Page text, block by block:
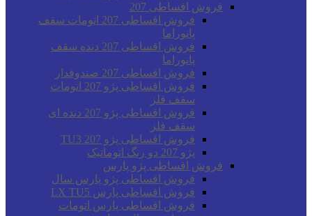
فروش اقساطی 207
فروش اقساطی 207 اتومات سقف
پانوراما
فروش اقساطی 207 دنده سقف
پانوراما
فروش اقساطی 207 صندوقدار
فروش اقساطی پژو 207 اتومات
سقف فلز
فروش اقساطی پژو 207 دنده ای
سقف فلز
فروش اقساطی پژو 207 TU3
پژو 207 دو رنگ اتوماتیک
فروش اقساطی پژو پارس
فروش اقساطی پژو پارس سال
فروش اقساطی پارس LX TU5
فروش اقساطی پارس اتومات